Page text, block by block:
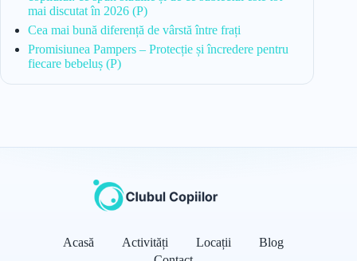
mai discutat în 2026 (P)
Cea mai bună diferență de vârstă între frați
Promisiunea Pampers – Protecție și încredere pentru
fiecare bebeluș (P)
Acasă Activități Locații
Blog